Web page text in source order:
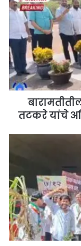
स्मृतिस्थळी
अनिकेत
तटकरे
यांचे
अभिवादन;
“माझा
विजय
समर्पित”
तटकरे यांचे
दत्तात्रय
यांच्या
गावात
शेतकरी
आक्रोश;
युवक
काँग्रेसचा